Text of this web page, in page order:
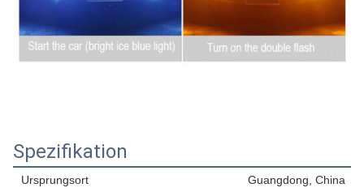
Spezifikation
Ursprungsort
Guangdong, China